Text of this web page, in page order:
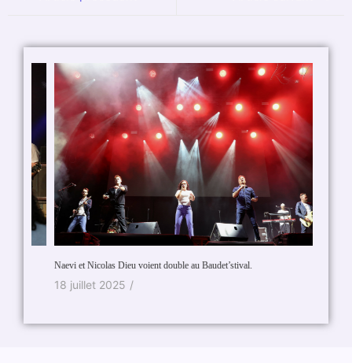
Naevi et Nicolas Dieu voient double au Baudet’stival.
18 juillet 2025 /